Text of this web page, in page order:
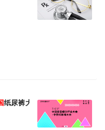
纸尿裤大会8月11日杭州召开